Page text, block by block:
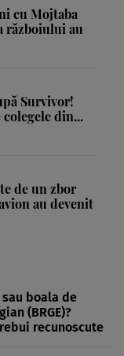
cu Mojtaba
războiului au
Survivor!
din...
de un zbor
au devenit
boala de
(BRGE)?
recunoscute